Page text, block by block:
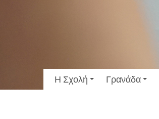
Η Σχολή Γρανάδα